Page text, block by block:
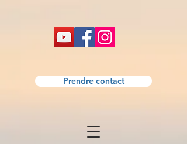
Prendre contact